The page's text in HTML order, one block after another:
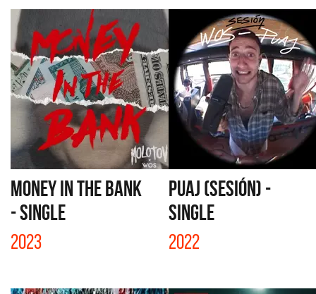
MONEY IN THE BANK
- SINGLE
2023
PUAJ (SESIÓN) -
SINGLE
2022